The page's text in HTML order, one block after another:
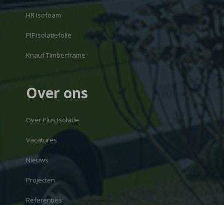
HR Isofoam
PIF isolatiefolie
Knauf Timberframe
Over ons
Over Plus Isolatie
Vacatures
Nieuws
Projecten
Referenties